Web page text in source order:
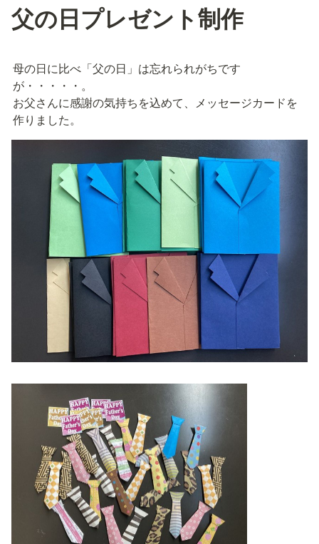
父の日プレゼント制作
母の日に比べ「父の日」は忘れられがちです
が・・・・・。
お父さんに感謝の気持ちを込めて、メッセージカードを
作りました。